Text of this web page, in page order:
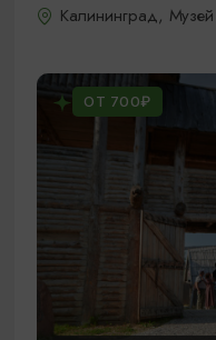
Калининград, Музей
ОТ 700₽